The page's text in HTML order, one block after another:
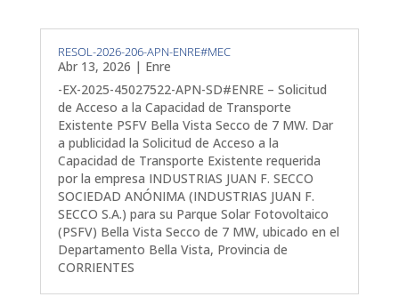
RESOL-2026-206-APN-ENRE#MEC
Abr 13, 2026 | Enre
-EX-2025-45027522-APN-SD#ENRE – Solicitud
de Acceso a la Capacidad de Transporte
Existente PSFV Bella Vista Secco de 7 MW. Dar
a publicidad la Solicitud de Acceso a la
Capacidad de Transporte Existente requerida
por la empresa INDUSTRIAS JUAN F. SECCO
SOCIEDAD ANÓNIMA (INDUSTRIAS JUAN F.
SECCO S.A.) para su Parque Solar Fotovoltaico
(PSFV) Bella Vista Secco de 7 MW, ubicado en el
Departamento Bella Vista, Provincia de
CORRIENTES